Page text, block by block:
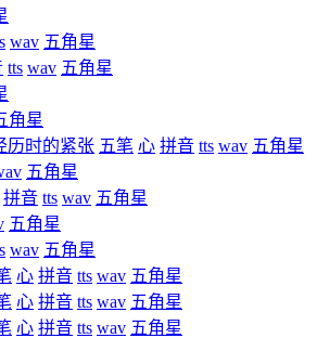
wav 五角星
tts wav 五角星
角星
历时的紧张 五笔 心 拼音 tts wav 五角星
五角星
拼音 tts wav 五角星
五角星
wav 五角星
心 拼音 tts wav 五角星
心 拼音 tts wav 五角星
心 拼音 tts wav 五角星